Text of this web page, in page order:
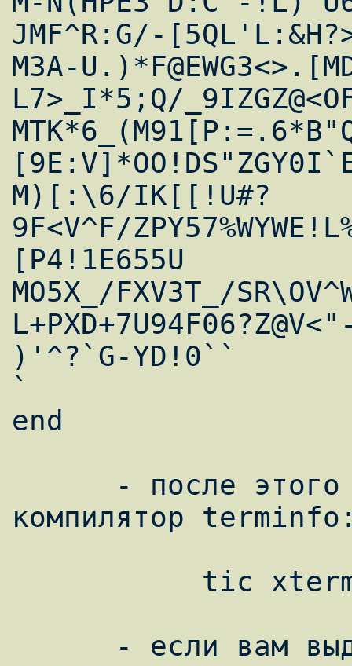
JMF^R:G/-
M3A-
L7>_I*5;Q/
M)[:\6/IK[[!U#?
9F<V^F/
[P4!1E655U
MO5X_/FXV3T_/
)'^?`G-YD!0``
`
end
компилятор